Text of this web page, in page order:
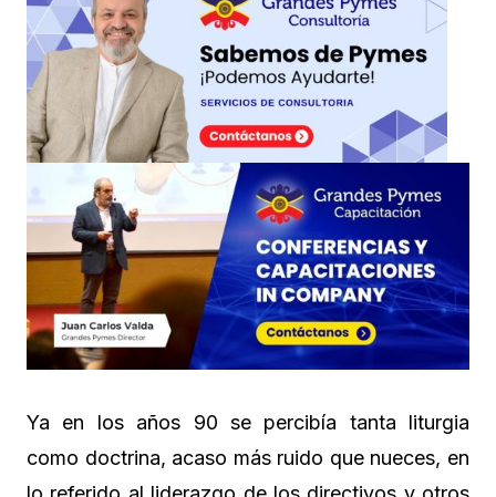
Ya en los años 90 se percibía tanta liturgia
como doctrina, acaso más ruido que nueces, en